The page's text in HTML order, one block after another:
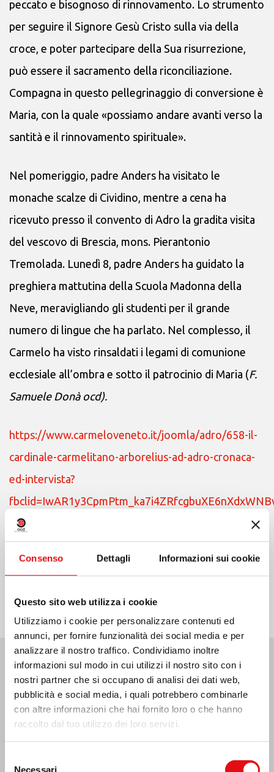
Consenso Dettagli Informazioni sui cookie
Questo sito web utilizza i cookie
Utilizziamo i cookie per personalizzare contenuti ed
annunci, per fornire funzionalità dei social media e per
analizzare il nostro traffico. Condividiamo inoltre
informazioni sul modo in cui utilizzi il nostro sito con i
nostri partner che si occupano di analisi dei dati web,
pubblicità e social media, i quali potrebbero combinarle
con altre informazioni che hai fornito loro o che hanno
raccolto dal tuo utilizzo dei loro servizi.
Necessari
peccato e bisognoso di rinnovamento. Lo strumento
per seguire il Signore Gesù Cristo sulla via della
croce, e poter partecipare della Sua risurrezione,
può essere il sacramento della riconciliazione.
Compagna in questo pellegrinaggio di conversione è
Maria, con la quale «possiamo andare avanti verso la
santità e il rinnovamento spirituale».
Nel pomeriggio, padre Anders ha visitato le
monache scalze di Cividino, mentre a cena ha
ricevuto presso il convento di Adro la gradita visita
del vescovo di Brescia, mons. Pierantonio
Tremolada. Lunedì 8, padre Anders ha guidato la
preghiera mattutina della Scuola Madonna della
Neve, meravigliando gli studenti per il grande
numero di lingue che ha parlato. Nel complesso, il
Carmelo ha visto rinsaldati i legami di comunione
ecclesiale all’ombra e sotto il patrocinio di Maria (F.
Samuele Donà ocd).
https://www.carmeloveneto.it/joomla/adro/658-il-
cardinale-carmelitano-arborelius-ad-adro-cronaca-
ed-intervista?
Ultime Notizie:
MESSICO: ASSEMBLEA PLENARIA OCD